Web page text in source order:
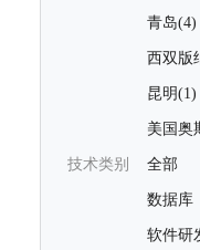
青岛(4)
西双版
昆明(1)
美国奥
技术类别 全部
数据库
软件研